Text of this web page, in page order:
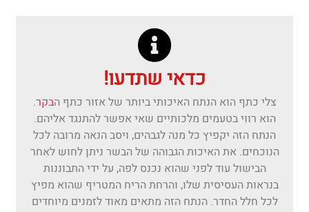
כדאי שתדעו!
צלי כתף הוא הנתח האיכותי ביותר של אזור כתף הבקר.
הוא רווי בטעמים מלכותיים שאי אפשר להתנגד אליהם.
הנתח הזה יקפיץ כל מנה לגבהים, ויסב הנאה מרובה לכל
הנוכחים. את האיכות הגבוהה של הבשר ניתן לחוש לאחר
הבישול עוד לפני שהוא נכנס לפה, על ידי התבוננות
בנראות העסיסית שלו, והרחת הריח המטריף שהוא מפיץ
לכל חלל החדר. הנתח הזה מתאים מאוד לזמנים מיוחדים